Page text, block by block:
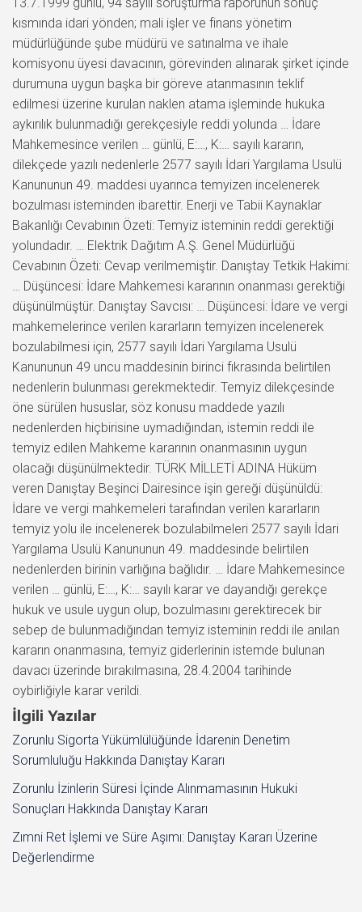
kısmında idari yönden; mali işler ve finans yönetim
müdürlüğünde şube müdürü ve satınalma ve ihale
komisyonu üyesi davacının, görevinden alınarak şirket içinde
durumuna uygun başka bir göreve atanmasının teklif
edilmesi üzerine kurulan naklen atama işleminde hukuka
aykırılık bulunmadığı gerekçesiyle reddi yolunda … İdare
Mahkemesince verilen … günlü, E:…, K:… sayılı kararın,
dilekçede yazılı nedenlerle 2577 sayılı İdari Yargılama Usulü
Kanununun 49. maddesi uyarınca temyizen incelenerek
bozulması isteminden ibarettir. Enerji ve Tabii Kaynaklar
Bakanlığı Cevabının Özeti: Temyiz isteminin reddi gerektiği
yolundadır. … Elektrik Dağıtım A.Ş. Genel Müdürlüğü
Cevabının Özeti: Cevap verilmemiştir. Danıştay Tetkik Hakimi:
… Düşüncesi: İdare Mahkemesi kararının onanması gerektiği
düşünülmüştür. Danıştay Savcısı: … Düşüncesi: İdare ve vergi
mahkemelerince verilen kararların temyizen incelenerek
bozulabilmesi için, 2577 sayılı İdari Yargılama Usulü
Kanununun 49 uncu maddesinin birinci fıkrasında belirtilen
nedenlerin bulunması gerekmektedir. Temyiz dilekçesinde
öne sürülen hususlar, söz konusu maddede yazılı
nedenlerden hiçbirisine uymadığından, istemin reddi ile
temyiz edilen Mahkeme kararının onanmasının uygun
olacağı düşünülmektedir. TÜRK MİLLETİ ADINA Hüküm
veren Danıştay Beşinci Dairesince işin gereği düşünüldü:
İdare ve vergi mahkemeleri tarafından verilen kararların
temyiz yolu ile incelenerek bozulabilmeleri 2577 sayılı İdari
Yargılama Usulü Kanununun 49. maddesinde belirtilen
nedenlerden birinin varlığına bağlıdır. … İdare Mahkemesince
verilen … günlü, E:…, K:… sayılı karar ve dayandığı gerekçe
hukuk ve usule uygun olup, bozulmasını gerektirecek bir
sebep de bulunmadığından temyiz isteminin reddi ile anılan
kararın onanmasına, temyiz giderlerinin istemde bulunan
davacı üzerinde bırakılmasına, 28.4.2004 tarihinde
oybirliğiyle karar verildi.
İlgili Yazılar
Zorunlu Sigorta Yükümlülüğünde İdarenin Denetim
Sorumluluğu Hakkında Danıştay Kararı
Zorunlu İzinlerin Süresi İçinde Alınmamasının Hukuki
Sonuçları Hakkında Danıştay Kararı
Zımni Ret İşlemi ve Süre Aşımı: Danıştay Kararı Üzerine
Değerlendirme